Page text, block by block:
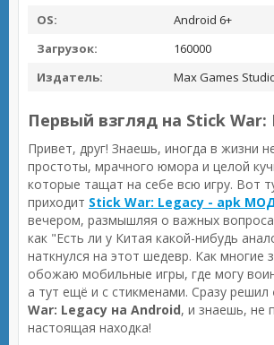
OS:
Android 6+
Загрузок:
160000
Издатель:
Max Games
Первый взгляд на Stick War:
Привет, друг! Знаешь, иногда в жизни
простоты, мрачного юмора и целой
которые тащат на себе всю игру. Вот
приходит Stick War: Legacy - apk
вечером, размышляя о важных
как "Есть ли у Китая какой-нибудь
наткнулся на этот шедевр. Как
обожаю мобильные игры, где могу
а тут ещё и с стикменами. Сразу решил
War: Legacy на Android, и знаешь, не
настоящая находка!